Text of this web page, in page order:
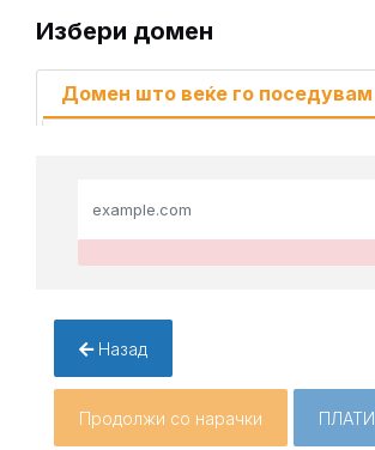
Избери домен
Домен што веќе го поседувам
Назад
Продолжи со нарачки ПЛАТИ